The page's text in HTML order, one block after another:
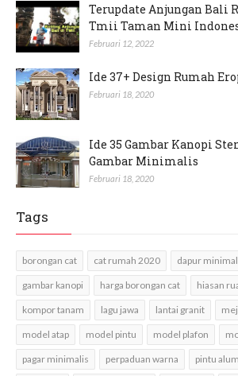
Terupdate Anjungan Bali
Tmii Taman Mini
Februari 12, 2022
Ide 37+ Design Rumah
Februari 18, 2020
Ide 35 Gambar Kanopi
Gambar Minimalis
Februari 18, 2020
Tags
borongan cat cat rumah 2020 dapur
gambar kanopi harga borongan cat hiasan
kompor tanam lagu jawa lantai granit
model atap model pintu model plafon
pagar minimalis perpaduan warna pintu